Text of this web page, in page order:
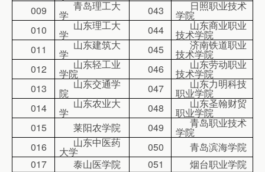
009
青岛理工大
学 043 日照职业技术
学院
010
山东理工大
学 044 山东商业职业
技术学院
011
山东建筑大
学 045 济南铁道职业
技术学院
012
山东轻工业
学院 046 山东劳动职业
技术学院
013
山东交通学
院 047 山东力明科技
职业学院
014
山东农业大
学 048 山东圣翰财贸
职业学院
015
莱阳农学院 049 青岛职业技术
学院
016
山东中医药
大学 050
青岛滨海学院
017
泰山医学院 051
烟台职业学院